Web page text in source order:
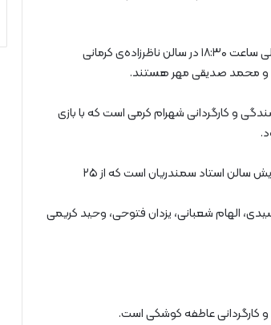
همچنین نمایش «آرت» نوشته‌ی یاسمینا رضا به کارگردانی علیرضا کوشک جلالی ساعت ۱۸:۳۰ در سالن ناظرزاده‌ی کرمانی
و محمد صدیقی مهر هستند.
و کارگردانی شهرام‌ کرمی است که با بازی
«خارشتر» به نویسندگی هدی‌ آهنگر و کارگردانی سید علی موسویان دیگر نمایش سالن استاد سمندریان است که از ۲۵
الهام‌ شعبانی، یزدان‌ فتوحی، وحید کریمی
و کارگردانی عاطفه کوشکی است.